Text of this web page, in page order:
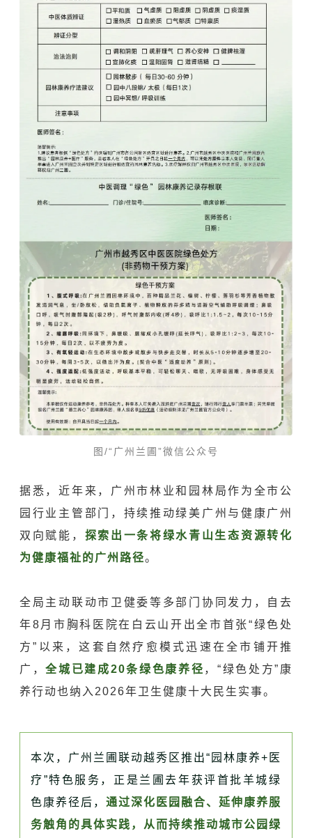
图/“广州兰圃”微信公众号
据悉，近年来，广州市林业和园林局作为全市公
园行业主管部门，持续推动绿美广州与健康广州
双向赋能， 探索出一条将绿水青山生态资源转化
为健康福祉的广州路径。
全局主动联动市卫健委等多部门协同发力，自去
年8月市胸科医院在 白云山 开出全市首张“绿色处
方”以来，这套自然疗愈模式迅速在全市铺开推
广，全城已建成20条绿色康养径 ，“绿色处方”康
养行动也纳入2026年卫生健康十大民生实事。
本次，广州兰圃联动越秀区推出“园林康养+医
疗”特色服务，正是兰圃去年获评首批羊城绿
色康养径后， 通过深化医园融合、延伸康养服
务触角的具体实践，从而持续推动城市公园绿